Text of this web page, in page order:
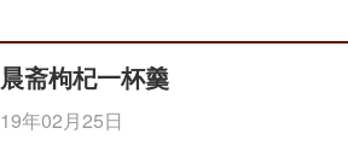
晨斋枸杞一杯羹
19年02月25日